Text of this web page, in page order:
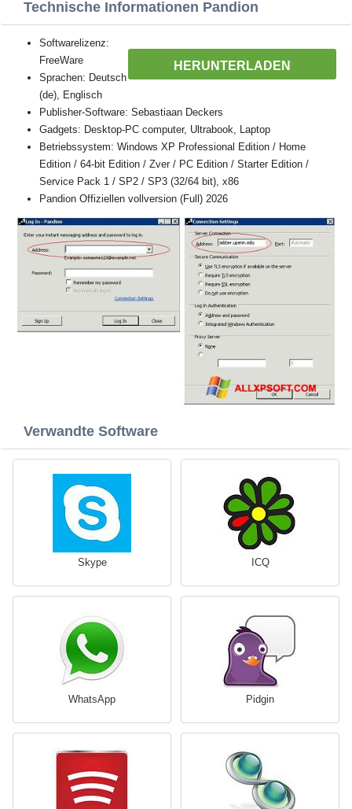
Technische Informationen Pandion
HERUNTERLADEN
Softwarelizenz:
FreeWare
Sprachen: Deutsch
(de), Englisch
Publisher-Software: Sebastiaan Deckers
Gadgets: Desktop-PC computer, Ultrabook, Laptop
Betriebssystem: Windows XP Professional Edition / Home
Edition / 64-bit Edition / Zver / PC Edition / Starter Edition /
Service Pack 1 / SP2 / SP3 (32/64 bit), x86
Pandion Offiziellen vollversion (Full) 2026
Verwandte Software
Skype ICQ
WhatsApp Pidgin